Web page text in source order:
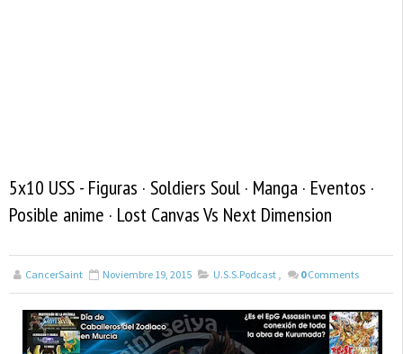
5x10 USS - Figuras · Soldiers Soul · Manga · Eventos ·
Posible anime · Lost Canvas Vs Next Dimension
CancerSaint Noviembre 19, 2015 U.S.S.Podcast , 0 Comments